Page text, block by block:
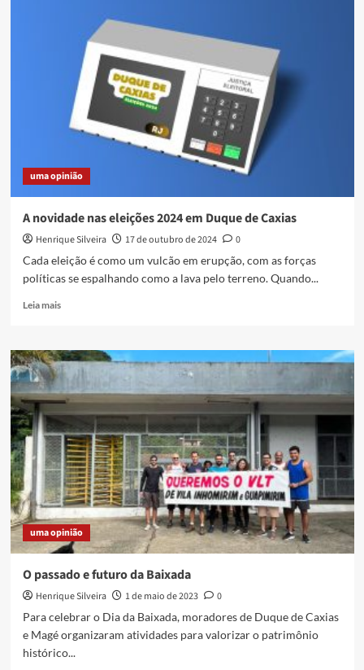
uma opinião
A novidade nas eleições 2024 em Duque de Caxias
Henrique Silveira 17 de outubro de 2024
0
Cada eleição é como um vulcão em erupção, com as forças
políticas se espalhando como a lava pelo terreno. Quando...
Leia maisRead
A
novidade
nas
eleições
em
Duque
de
Caxias
uma opinião
O passado e futuro da Baixada
Henrique Silveira 1 de maio de 2023
0
Para celebrar o Dia da Baixada, moradores de Duque de Caxias
e Magé organizaram atividades para valorizar o patrimônio
histórico...